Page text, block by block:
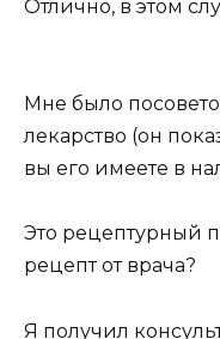
Отлично, в этом
Мне было
лекарство (он
вы его имеете в
Это рецептурный
рецепт от врача?
Я получил